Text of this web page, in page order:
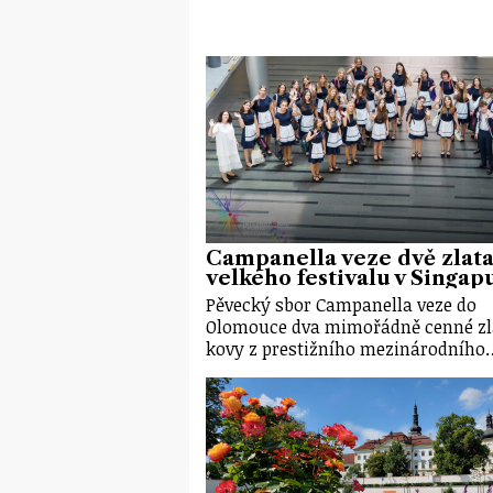
Campanella veze dvě
velkého festivalu v
Pěvecký sbor Campanella veze do
Olomouce dva mimořádně cenné
kovy z prestižního